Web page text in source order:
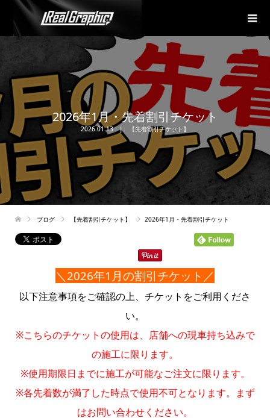
2026年1月・先着割引チケット
2026.01.13 【先着割引チケット】
ブログ 【先着割引チケット】 2026年1月・先着割引チケット
＼2026年1月の割引チケット／
以下注意事項をご確認の上、チケットをご利用くださ
い。
※こちらのチケットの使用は、店舗への現車持ち込みで
の施工に限ります。
※使用期限日までに施工が可能なご注文に限ります。
※各先着数が満了した時点で使用不可となります。まず
はお問い合わせください。